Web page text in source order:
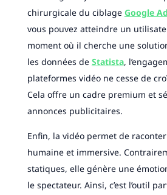
chirurgicale du ciblage Google
vous pouvez atteindre un
moment où il cherche une
les données de Statista,
plateformes vidéo ne cesse de
Cela offre un cadre premium et
annonces publicitaires.
Enfin, la vidéo permet de
humaine et immersive.
statiques, elle génère une
le spectateur. Ainsi, c’est l’outil